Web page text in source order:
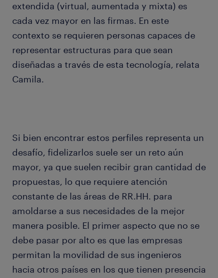
extendida (virtual, aumentada y mixta) es
cada vez mayor en las firmas. En este
contexto se requieren personas capaces de
representar estructuras para que sean
diseñadas a través de esta tecnología, relata
Camila.
Si bien encontrar estos perfiles representa un
desafío, fidelizarlos suele ser un reto aún
mayor, ya que suelen recibir gran cantidad de
propuestas, lo que requiere atención
constante de las áreas de RR.HH. para
amoldarse a sus necesidades de la mejor
manera posible. El primer aspecto que no se
debe pasar por alto es que las empresas
permitan la movilidad de sus ingenieros
hacia otros países en los que tienen presencia